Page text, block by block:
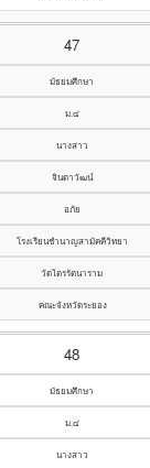
47
มัธยมศึกษา
ม.๔
นางสาว
จินดาวัฒน์
อภัย
โรงเรียนชำนาญสามัคคีวิทยา
วัดไตรรัตนาราม
คณะจังหวัดระยอง
48
มัธยมศึกษา
ม.๔
นางสาว